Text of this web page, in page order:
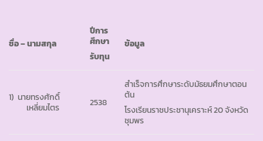
ชื่อ– นามสกุล
ปีการ
ศึกษา
รับทุน
ข้อมูล
1) นายทรงศักดิ์
เหลี่ยมไตร
2538
สำเร็จการศึกษาระดับมัธยมศึกษาตอน
ต้น
โรงเรียนราชประชานุเคราะห์ 20 จังหวัด
ชุมพร